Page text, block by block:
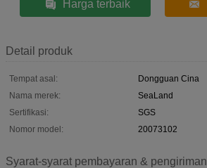
Harga terbaik
Detail produk
Tempat asal:
Dongguan Cina
Nama merek:
SeaLand
Sertifikasi:
SGS
Nomor model:
20073102
Syarat-syarat pembayaran & pengiriman